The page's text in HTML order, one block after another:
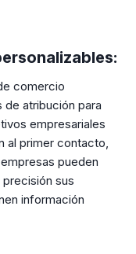
comercio
atribución para
empresariales
al primer contacto,
pueden
sus
información